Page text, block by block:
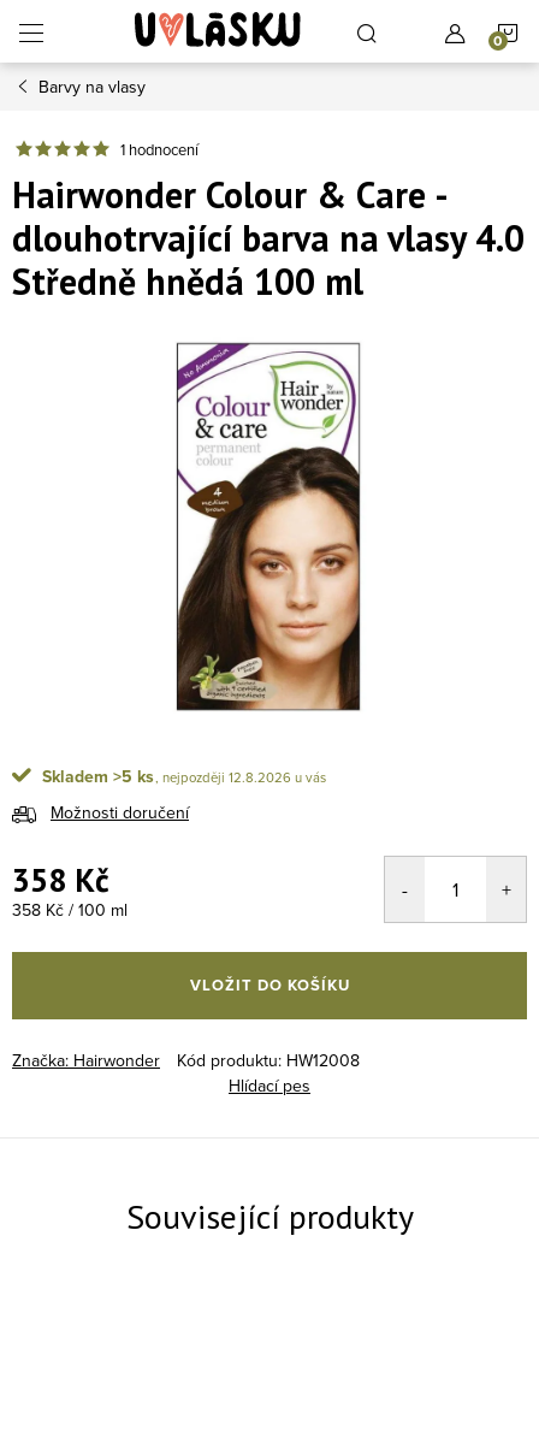
Barvy na vlasy
1 hodnocení
Hairwonder Colour & Care -
dlouhotrvající barva na vlasy 4.0
Středně hnědá 100 ml
Skladem >5 ks 12.8.2026
Možnosti doručení
358 Kč
Měrná cena:
358 Kč / 100 ml
VLOŽIT DO KOŠÍKU
Značka: Hairwonder Kód produktu: HW12008
Hlídací pes
Související produkty